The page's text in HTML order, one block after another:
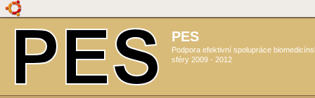
PES
Podpora efektivní spolupráce
sféry 2009 - 2012